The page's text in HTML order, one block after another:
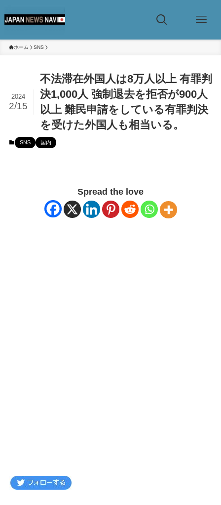
ホーム SNS
不法滞在外国人は8万人以上 有罪判
決1,000人 強制退去を拒否が900人
以上 難民申請をしている有罪判決
を受けた外国人も相当いる。
2024
2/15
SNS 国内
Spread the love